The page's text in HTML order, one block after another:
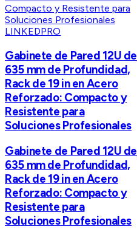
LINKEDPRO
Gabinete de Pared 12U de
635 mm de Profundidad,
Rack de 19 in en Acero
Reforzado: Compacto y
Resistente para
Soluciones Profesionales
Gabinete de Pared 12U de
635 mm de Profundidad,
Rack de 19 in en Acero
Reforzado: Compacto y
Resistente para
Soluciones Profesionales